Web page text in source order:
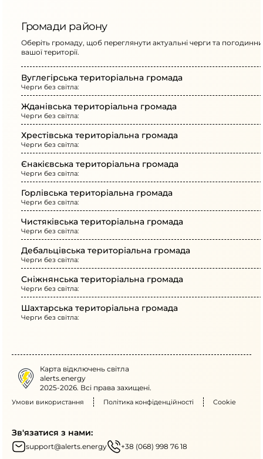
Громади району
Оберіть громаду, щоб переглянути актуальні черги та
вашої території.
Вуглегірська територіальна громада
Черги без світла:
Жданівська територіальна громада
Черги без світла:
Хрестівська територіальна громада
Черги без світла:
Єнакієвська територіальна громада
Черги без світла:
Горлівська територіальна громада
Черги без світла:
Чистяківська територіальна громада
Черги без світла:
Дебальцівська територіальна громада
Черги без світла:
Сніжнянська територіальна громада
Черги без світла:
Шахтарська територіальна громада
Черги без світла:
Карта відключень світла
alerts.energy
2025-2026. Всі права захищені.
Умови використання Політика конфіденційності Cookie
Зв'язатися з нами:
support@alerts.energy +38 (068) 998 76 18